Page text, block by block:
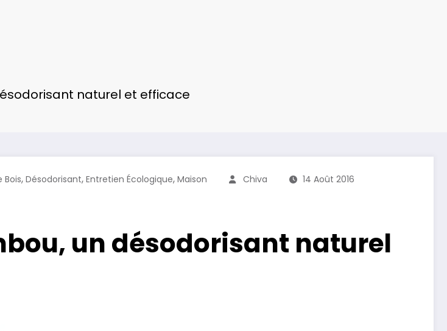
naturel et efficace
Bois, Désodorisant, Entretien Écologique, Maison Chiva 14 Août 2016
un désodorisant naturel